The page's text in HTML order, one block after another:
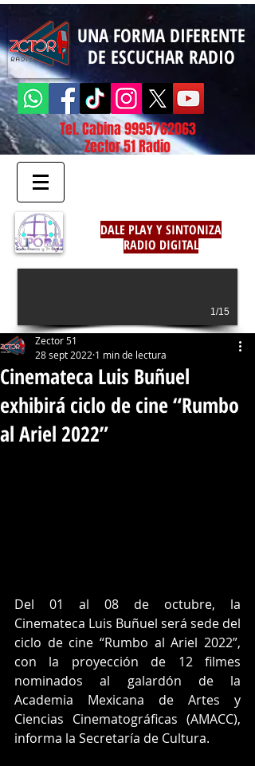
UNA FORMA DIFERENTE
DE ESCUCHAR RADIO
Tel. Cabina9995762063
Zector 51 Radio
DALE PLAY Y SINTONIZA
RADIO DIGITAL
1/15
Cinemateca Luis Buñuel
exhibirá ciclo de cine “Rumbo
al Ariel 2022”
Zector 51
28 sept 2022 1 min de lectura
Del 01 al 08 de octubre, la
Cinemateca Luis Buñuel será sede del
ciclo de cine “Rumbo al Ariel 2022”,
con la proyección de 12 filmes
nominados al galardón de la
Academia Mexicana de Artes y
Ciencias Cinematográficas (AMACC),
informa la Secretaría de Cultura.